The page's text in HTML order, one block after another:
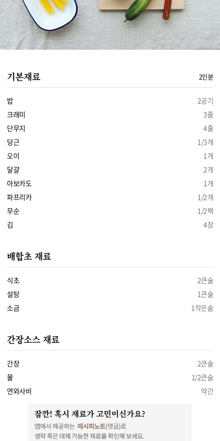
기본재료 2인분
밥
2공기
크래미
3줄
단무지
4줄
당근
1/3개
오이
1개
달걀
2개
아보카도
1개
파프리카
1/2개
무순
1/2팩
김
4장
배합초 재료
식초
2큰술
설탕
1큰술
소금
1작은술
간장소스 재료
간장
2큰술
물
1/2큰술
연와사비
약간